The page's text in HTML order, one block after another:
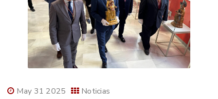
May 31 2025 Noticias